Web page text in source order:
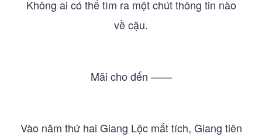
Không ai có thể tìm ra một chút thông tin nào
về cậu.
Mãi cho đến ——
Vào năm thứ hai Giang Lộc mất tích, Giang tiên